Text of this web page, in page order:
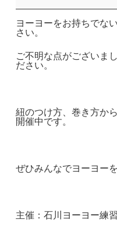
ヨ
ー
練
習
ヨーヨーをお持ちでな
さい。
ご不明な点がございま
ださい。
紐のつけ方、巻き方か
開催中です。
ぜひみんなでヨーヨー
主催：石川ヨーヨー練